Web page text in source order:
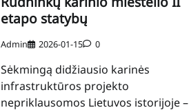
etapo statybų
Admin 2026-01-15 0
Sėkmingą didžiausio karinės
infrastruktūros projekto
nepriklausomos Lietuvos istorijoje –